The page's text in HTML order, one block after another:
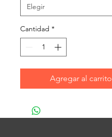
Cantidad *
Agregar al carrito